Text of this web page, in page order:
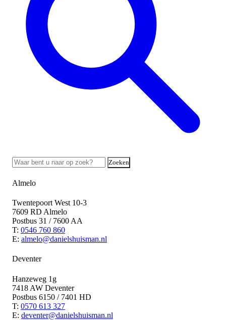
Zoeken
Almelo
Twentepoort West 10-3
7609 RD Almelo
Postbus 31 / 7600 AA
T: 0546 760 860
E: almelo@danielshuisman.nl
Deventer
Hanzeweg 1g
7418 AW Deventer
Postbus 6150 / 7401 HD
T: 0570 613 327
E: deventer@danielshuisman.nl